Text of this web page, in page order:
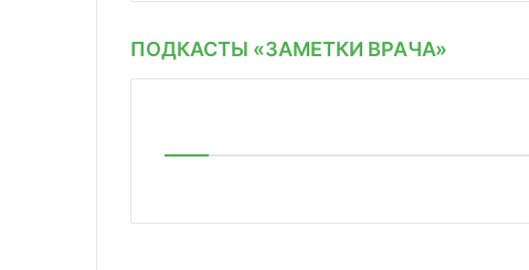
ПОДКАСТЫ «ЗАМЕТКИ ВРАЧА»